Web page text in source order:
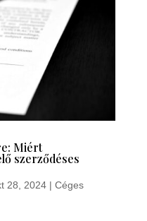
Miért
szerződéses
28, 2024| Céges